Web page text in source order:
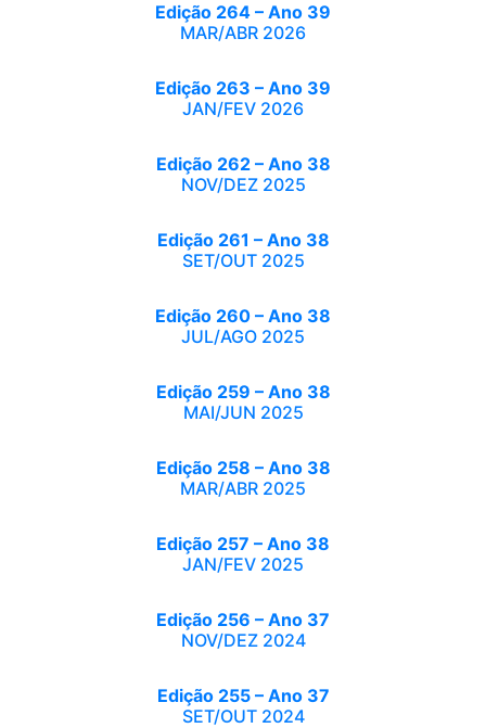
Edição 264 – Ano 39
MAR/ABR 2026
Edição 263 – Ano 39
JAN/FEV 2026
Edição 262 – Ano 38
NOV/DEZ 2025
Edição 261 – Ano 38
SET/OUT 2025
Edição 260 – Ano 38
JUL/AGO 2025
Edição 259 – Ano 38
MAI/JUN 2025
Edição 258 – Ano 38
MAR/ABR 2025
Edição 257 – Ano 38
JAN/FEV 2025
Edição 256 – Ano 37
NOV/DEZ 2024
Edição 255 – Ano 37
SET/OUT 2024